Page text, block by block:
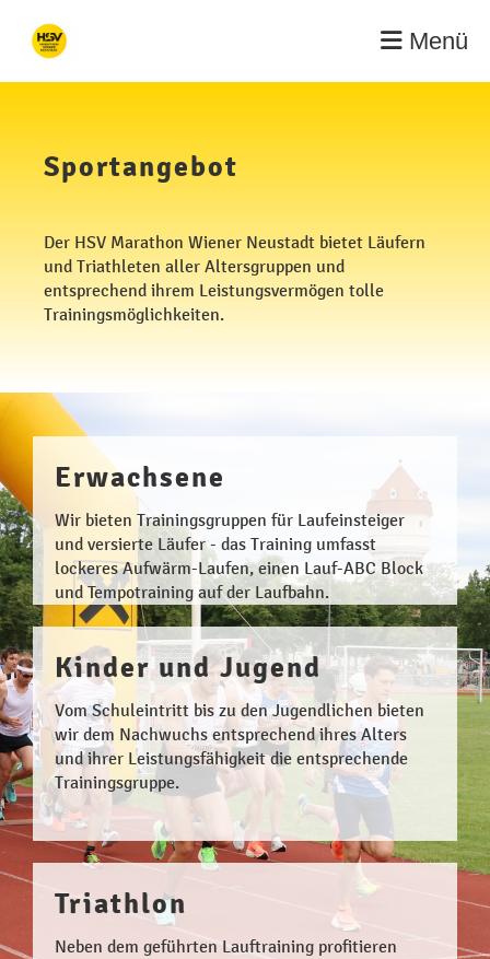
Menü
Sportangebot
Der HSV Marathon Wiener Neustadt bietet Läufern
und Triathleten aller Altersgruppen und
entsprechend ihrem Leistungsvermögen tolle
Trainingsmöglichkeiten.
Erwachsene
Wir bieten Trainingsgruppen für Laufeinsteiger
und versierte Läufer - das Training umfasst
lockeres Aufwärm-Laufen, einen Lauf-ABC Block
und Tempotraining auf der Laufbahn.
Kinder und Jugend
Vom Schuleintritt bis zu den Jugendlichen bieten
wir dem Nachwuchs entsprechend ihres Alters
und ihrer Leistungsfähigkeit die entsprechende
Trainingsgruppe.
Triathlon
Neben dem geführten Lauftraining profitieren